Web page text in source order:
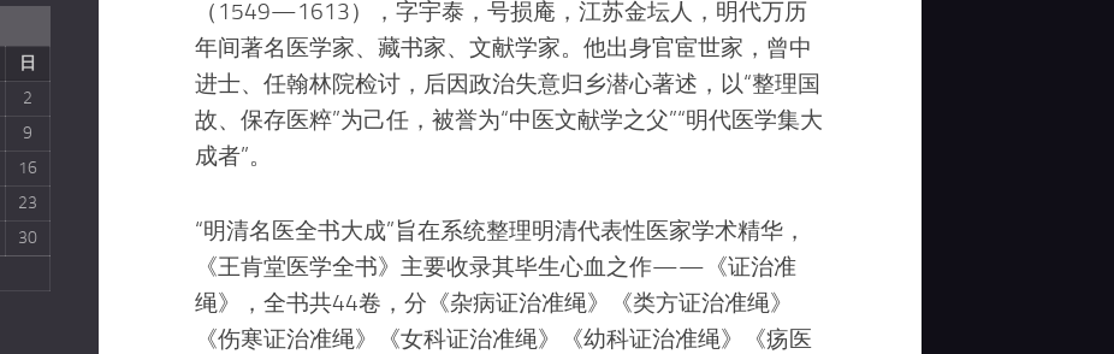
日
2
9
16
23
30
医
案
医
史
材
（1549—1613），字宇泰，号损庵，江苏金坛人，明代万历
年间著名医学家、藏书家、文献学家。他出身官宦世家，曾中
进士、任翰林院检讨，后因政治失意归乡潜心著述，以“整理国
故、保存医粹”为己任，被誉为“中医文献学之父”“明代医学集大
成者”。
“明清名医全书大成”旨在系统整理明清代表性医家学术精华，
《王肯堂医学全书》主要收录其毕生心血之作——《证治准
绳》，全书共44卷，分《杂病证治准绳》《类方证治准绳》
《伤寒证治准绳》《女科证治准绳》《幼科证治准绳》《疡医